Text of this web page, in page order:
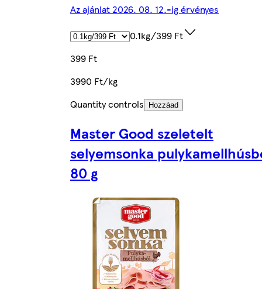
Az ajánlat 2026. 08. 12.-ig érvényes
0.1kg/399 Ft
399 Ft
3990 Ft/kg
Quantity controls
Hozzáad
Master Good szeletelt
selyemsonka
80 g